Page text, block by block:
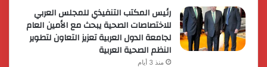
رئيس المكتب التنفيذي للمجلس العربي
للاختصاصات الصحية يبحث مع الأمين العام
لجامعة الدول العربية تعزيز التعاون لتطوير
النظم الصحية العربية
منذ 3 أيام